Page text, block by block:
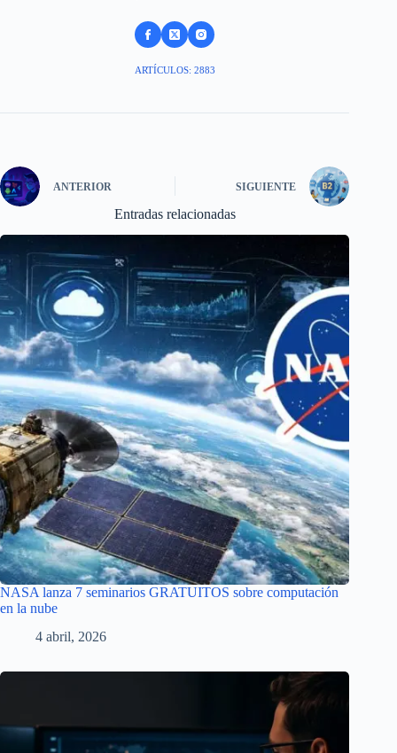
ARTÍCULOS: 2883
ANTERIOR SIGUIENTE
Entradas relacionadas
NASA lanza 7 seminarios GRATUITOS sobre computación
en la nube
4 abril, 2026